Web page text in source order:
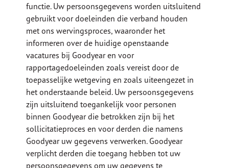
functie. Uw persoonsgegevens worden uitsluitend
gebruikt voor doeleinden die verband houden
met ons wervingsproces, waaronder het
informeren over de huidige openstaande
vacatures bij Goodyear en voor
rapportagedoeleinden zoals vereist door de
toepasselijke wetgeving en zoals uiteengezet in
het onderstaande beleid. Uw persoonsgegevens
zijn uitsluitend toegankelijk voor personen
binnen Goodyear die betrokken zijn bij het
sollicitatieproces en voor derden die namens
Goodyear uw gegevens verwerken. Goodyear
verplicht derden die toegang hebben tot uw
persoonsgegevens om uw gegevens te